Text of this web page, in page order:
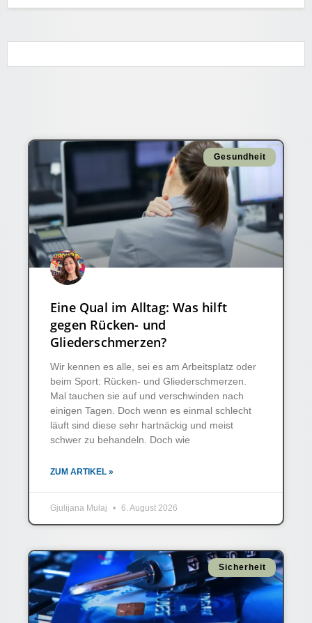
Gesundheit
Eine Qual im Alltag: Was hilft
gegen Rücken- und
Gliederschmerzen?
Wir kennen es alle, sei es am Arbeitsplatz oder
beim Sport: Rücken- und Gliederschmerzen.
Mal tauchen sie auf und verschwinden nach
einigen Tagen. Doch wenn es einmal schlecht
läuft sind diese sehr hartnäckig und meist
schwer zu behandeln. Doch wie
ZUM ARTIKEL »
Gjulijana Mulaj 6. August 2026
Sicherheit